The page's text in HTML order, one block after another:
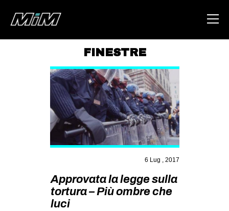
ABOUT
AREA
DEGENERAZIONE
GAZA FREESTYLE
CSOA LAMBRETTA
MSM
STUDENTI TSUNAMI
FINESTRE
6 Lug , 2017
Approvata la legge sulla
tortura – Più ombre che
luci